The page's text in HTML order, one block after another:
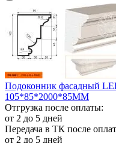
Подоконник фасадный
105*85*2000*85ММ
Отгрузка после оплаты:
от 2 до 5 дней
Передача в ТК после
от 2 до 5 дней